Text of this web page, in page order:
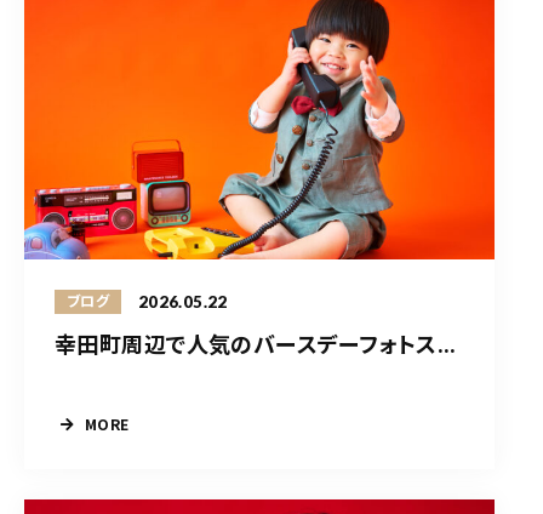
ブログ 2026.05.22
幸田町周辺で人気のバースデーフォトス...
MORE